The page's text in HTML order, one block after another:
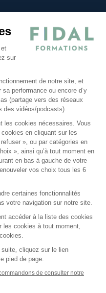
sur
de notre site, et
performance ou encore d’y
(partage vers des réseaux
des vidéos/podcasts).
les cookies nécessaires. Vous
en cliquant sur les
», ou par catégories en
», ainsi qu’à tout moment en
en bas à gauche de votre
vos choix tous les 6
certaines fonctionnalités
votre navigation sur notre site.
accéder à la liste des cookies
les cookies à tout moment,
cliquez sur le lien
pied de page.
de consulter notre
informations
réservés.
Interactive
Mentions légales